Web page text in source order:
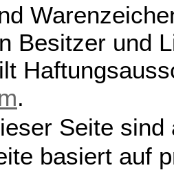
Besitzer und
.
Seite
basiert auf